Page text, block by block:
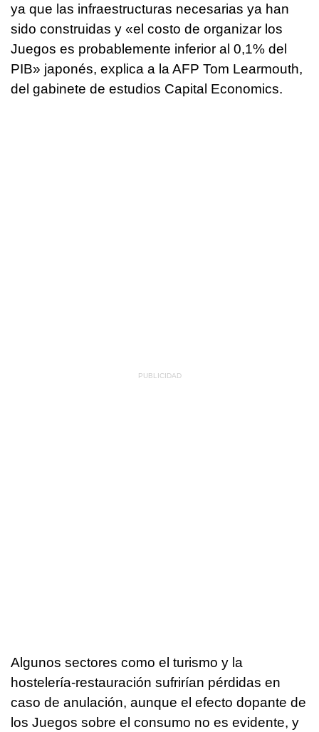
ya que las infraestructuras necesarias ya han
sido construidas y «el costo de organizar los
Juegos es probablemente inferior al 0,1% del
PIB» japonés, explica a la AFP Tom Learmouth,
del gabinete de estudios Capital Economics.
Algunos sectores como el turismo y la
hostelería-restauración sufrirían pérdidas en
caso de anulación, aunque el efecto dopante de
los Juegos sobre el consumo no es evidente, y